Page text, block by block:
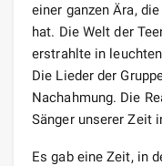
einer ganzen Ära,
hat. Die Welt der
erstrahlte in
Die Lieder der
Nachahmung. Die
Sänger unserer Zeit
Es gab eine Zeit, in